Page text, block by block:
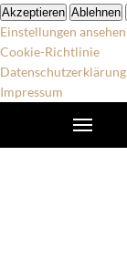
Akzeptieren Ablehnen
Einstellungen ansehen
Cookie-Richtlinie
Datenschutzerklärung
Impressum